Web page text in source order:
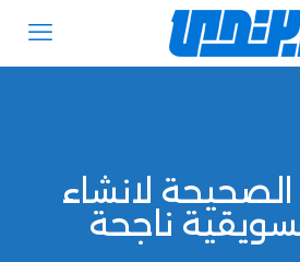
الصحيحة لانشاء
ناجحة